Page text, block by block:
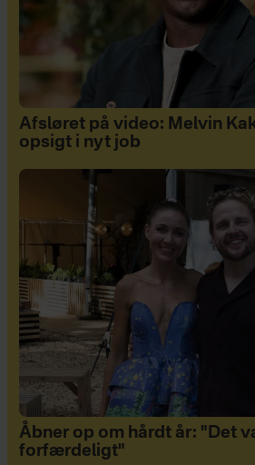
Afsløret på video: Melvin
opsigt i nyt job
Åbner op om hårdt år: "Det
forfærdeligt"